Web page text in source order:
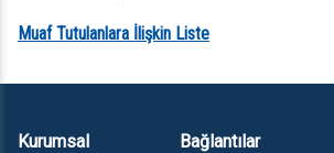
Muaf Tutulanlara İlişkin Liste
Kurumsal Bağlantılar